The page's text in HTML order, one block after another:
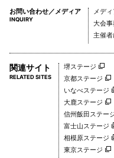
日本ナショナルチーム
お問い合わせ／メディア
INQUIRY
メディ
大会
主催
関連サイト
RELATED SITES
堺ステージ
京都ステージ
いなべステージ
大鹿ステージ
信州飯田ステー
富士山ステージ
相模原ステージ
東京ステージ